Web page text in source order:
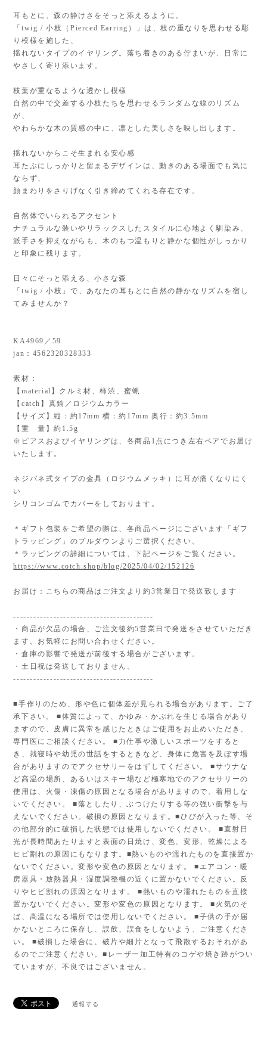
耳もとに、森の静けさをそっと添えるように。
「twig / 小枝（Pierced Earring）」は、枝の重なりを思わせる彫
り模様を施した、
揺れないタイプのイヤリング。落ち着きのある佇まいが、日常に
やさしく寄り添います。
枝葉が重なるような透かし模様
自然の中で交差する小枝たちを思わせるランダムな線のリズム
が、
やわらかな木の質感の中に、凛とした美しさを映し出します。
揺れないからこそ生まれる安心感
耳たぶにしっかりと留まるデザインは、動きのある場面でも気に
ならず、
顔まわりをさりげなく引き締めてくれる存在です。
自然体でいられるアクセント
ナチュラルな装いやリラックスしたスタイルに心地よく馴染み、
派手さを抑えながらも、木のもつ温もりと静かな個性がしっかり
と印象に残ります。
日々にそっと添える、小さな森
「twig / 小枝」で、あなたの耳もとに自然の静かなリズムを宿し
てみませんか？
KA4969／59
jan：4562320328333
素材：
【material】クルミ材、柿渋、蜜蝋
【catch】真鍮／ロジウムカラー
【サイズ】縦：約17mm 横：約17mm 奥行：約3.5mm
【重 量】約1.5g
※ピアスおよびイヤリングは、各商品1点につき左右ペアでお届け
いたします。
ネジバネ式タイプの金具（ロジウムメッキ）に耳が痛くなりにく
い
シリコンゴムでカバーをしております。
＊ギフト包装をご希望の際は、各商品ページにございます「ギフ
トラッピング」のプルダウンよりご選択ください。
＊ラッピングの詳細については、下記ページをご覧ください。
https://www.cotch.shop/blog/2025/04/02/152126
お届け：こちらの商品はご注文より約3営業日で発送致します
------------------------------------------
・商品が欠品の場合、ご注文後約5営業日で発送をさせていただき
ます。お気軽にお問い合わせください。
・倉庫の影響で発送が前後する場合がございます。
・土日祝は発送しておりません。
------------------------------------------
■手作りのため、形や色に個体差が見られる場合があります。ご了
承下さい。 ■体質によって、かゆみ・かぶれを生じる場合があり
ますので、皮膚に異常を感じたときはご使用をお止めいただき、
専門医にご相談ください。 ■力仕事や激しいスポーツをすると
き、就寝時や幼児の世話をするときなど、身体に危害を及ぼす場
合がありますのでアクセサリーをはずしてください。 ■サウナな
ど高温の場所、あるいはスキー場など極寒地でのアクセサリーの
使用は、火傷・凍傷の原因となる場合がありますので、着用しな
いでください。 ■落としたり、ぶつけたりする等の強い衝撃を与
えないでください。破損の原因となります。■ひびが入った等、そ
の他部分的に破損した状態では使用しないでください。 ■直射日
光が長時間あたりますと表面の日焼け、変色、変形、乾燥による
ヒビ割れの原因にもなります。■熱いものや濡れたものを直接置か
ないでください。変形や変色の原因となります。 ■エアコン・暖
房器具・放熱器具・湿度調整機の近くに置かないでください。反
りやヒビ割れの原因となります。 ■熱いものや濡れたものを直接
置かないでください。変形や変色の原因となります。 ■火気のそ
ば、高温になる場所では使用しないでください。 ■子供の手が届
かないところに保存し、誤飲、誤食をしないよう、ご注意くださ
い。 ■破損した場合に、破片や細片となって飛散するおそれがあ
るのでご注意ください。■レーザー加工特有のコゲや焼き跡がつい
ていますが、不良ではございません。
通報する